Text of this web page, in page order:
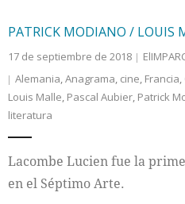
Nacional
Colaboradores
Cultura
PATRICK MODIANO / LOUIS
17 de septiembre de 2018
Alemania,Anagrama, cine, Francia,
Louis Malle, Pascal Aubier, Patrick
literatura
Lacombe Lucien fue la
en el Séptimo Arte.